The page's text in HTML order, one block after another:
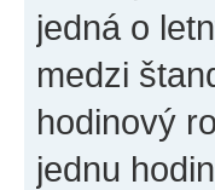
jedná o
medzi
hodinový
jednu